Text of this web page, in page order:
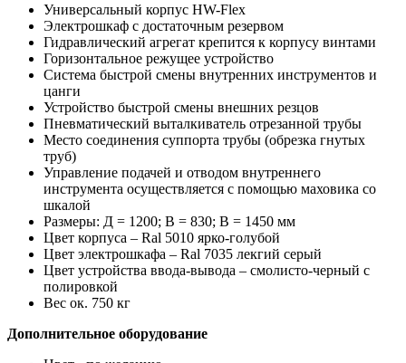
Универсальный корпус HW-Flex
Электрошкаф с достаточным резервом
Гидравлический агрегат крепится к корпусу винтами
Горизонтальное режущее устройство
Система быстрой смены внутренних инструментов и
цанги
Устройство быстрой смены внешних резцов
Пневматический выталкиватель отрезанной трубы
Место соединения суппорта трубы (обрезка гнутых
труб)
Управление подачей и отводом внутреннего
инструмента осуществляется с помощью маховика со
шкалой
Размеры: Д = 1200; B = 830; В = 1450 мм
Цвет корпуса – Ral 5010 ярко-голубой
Цвет электрошкафа – Ral 7035 лекгий серый
Цвет устройства ввода-вывода – смолисто-черный с
полировкой
Вес ок. 750 кг
Дополнительное оборудование